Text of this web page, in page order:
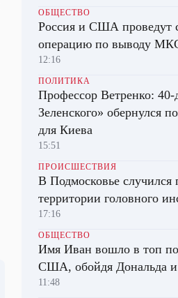
ОБЩЕСТВО
Россия и США проведут
операцию по выводу
12:16
ПОЛИТИКА
Профессор Ветренко:
Зеленского» обернулся
для Киева
15:51
ПРОИСШЕСТВИЯ
В Подмосковье случился
территории головного
17:16
ОБЩЕСТВО
Имя Иван вошло в топ
США, обойдя Дональда
11:48